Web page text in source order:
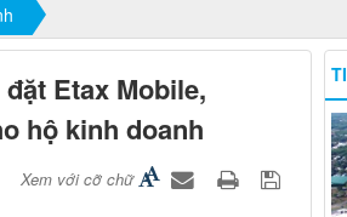
Etax Mobile,
hộ kinh doanh
Xem với cỡ chữ